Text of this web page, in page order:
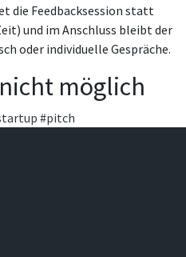
die Feedbacksession statt
und im Anschluss bleibt der
oder individuelle Gespräche.
möglich
#pitch